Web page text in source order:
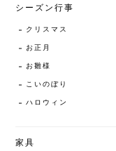
シーズン行事
クリスマス
お正月
お雛様
こいのぼり
ハロウィン
家具